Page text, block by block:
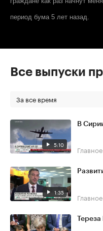
период бума 5 лет назад.
Все выпуски
За все время
5:10
В
Главное
1:35 Главное